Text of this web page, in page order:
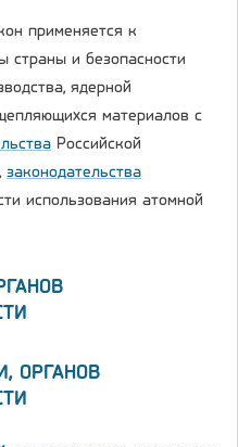
применяется к
страны и безопасности
ядерной
материалов с
Российской
законодательства
использования атомной
ОРГАНОВ